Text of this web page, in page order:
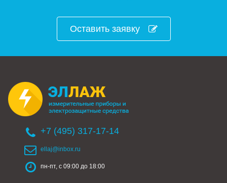
Оставить заявку
+7 (495) 317-17-14
ellaj@inbox.ru
пн-пт, с 09:00 до 18:00